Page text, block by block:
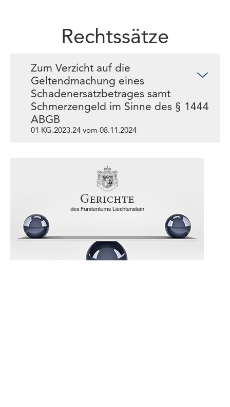
Rechtssätze
Zum Verzicht auf die
Geltendmachung eines
Schadenersatzbetrages samt
Schmerzengeld im Sinne des § 1444
ABGB
01 KG.2023.24 vom 08.11.2024